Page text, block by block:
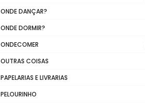
ONDE DANÇAR?
ONDE DORMIR?
ONDECOMER
OUTRAS COISAS
PAPELARIAS E LIVRARIAS
PELOURINHO